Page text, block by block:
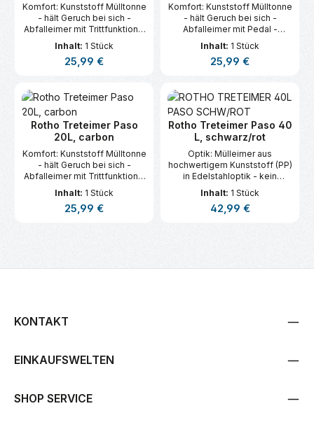
Komfort: Kunststoff Mülltonne
- hält Geruch bei sich -
Abfalleimer mit Trittfunktion -
Deckels - stabiler Stand
durch Gummifüße Optik:
Edelstahloptik - kein
Verrosten - keine Beulen
Inhalt: 1 Stück
Regulärer Preis:
25,99 €
Komfort: Kunststoff Mülltonne
- hält Geruch bei sich -
Abfalleimer mit Pedal -
Deckels - stabiler Stand
durch Gummifüße Optik:
Edelstahloptik - kein
Verrosten - keine Beulen
durch G
Inhalt: 1 Stück
Regulärer Preis:
25,99 €
Rotho Treteimer Paso
20L, carbon
Komfort: Kunststoff Mülltonne
- hält Geruch bei sich -
Abfalleimer mit Trittfunktion -
Deckels - stabiler Stand
durch Gummifüße Optik:
Inhalt: 1 Stück
Regulärer Preis:
25,99 €
Rotho Treteimer Paso 40
L, schwarz/rot
Optik: Mülleimer aus
hochwertigem Kunststoff (PP)
in Edelstahloptik - kein
Inhalt: 1 Stück
Regulärer Preis:
42,99 €
KONTAKT
EINKAUFSWELTEN
SHOP SERVICE